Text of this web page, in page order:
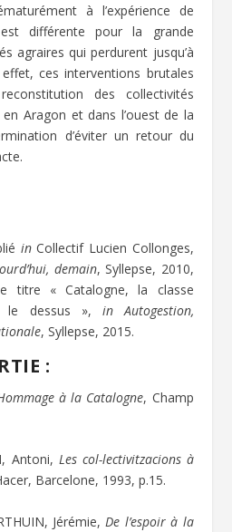
à l’expérience de
différente pour la grande
agraires qui perdurent jusqu’à
ces interventions brutales
des collectivités
Aragon et dans l’ouest de la
d’éviter un retour du
inCollectif Lucien Collonges,
demain, Syllepse, 2010,
titre « Catalogne, la classe
le dessus », in
Autogestion,
, Syllepse, 2015.
:
à la Catalogne, Champ
Antoni, Les col-lectivitzacions à
Barcelone, 1993, p.15.
Jérémie, De l’espoir à la